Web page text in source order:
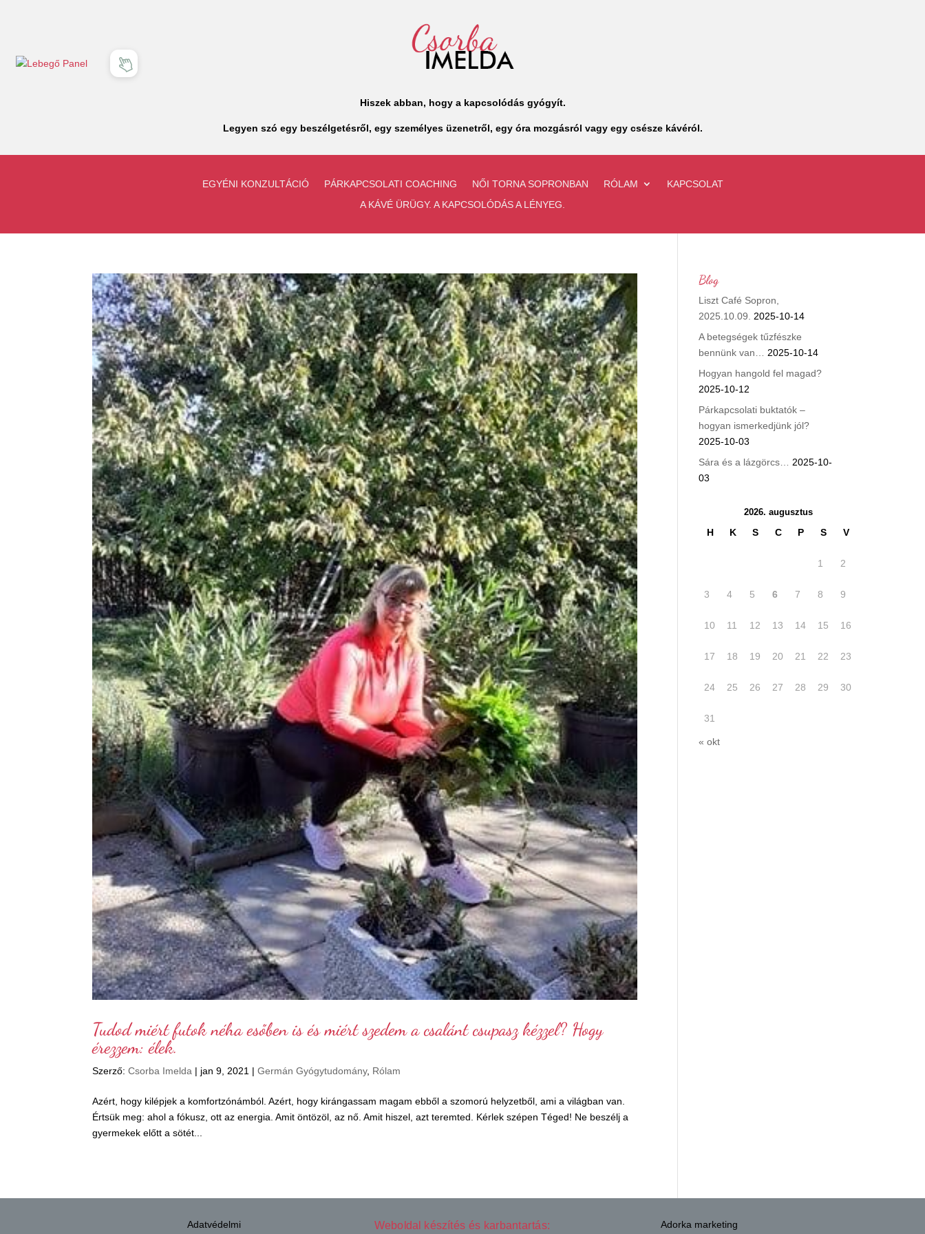
Hiszek abban, hogy a kapcsolódás gyógyít.
Legyen szó egy beszélgetésről, egy személyes üzenetről, egy óra mozgásról vagy egy csésze kávéról.
EGYÉNI KONZULTÁCIÓ PÁRKAPCSOLATI COACHING NŐI TORNA SOPRONBAN RÓLAM
KAPCSOLAT
A KÁVÉ ÜRÜGY. A KAPCSOLÓDÁS A LÉNYEG.
Tudod miért futok néha esőben is és miért szedem a csalánt csupasz kézzel? Hogy
érezzem: élek.
Szerző:Csorba Imelda | jan 9, 2021 |Germán Gyógytudomány, Rólam
Azért, hogy kilépjek a komfortzónámból. Azért, hogy kirángassam magam ebből a szomorú helyzetből, ami a világban van.
Értsük meg: ahol a fókusz, ott az energia. Amit öntözöl, az nő. Amit hiszel, azt teremted. Kérlek szépen Téged! Ne beszélj a
gyermekek előtt a sötét...
Blog
Liszt Café Sopron,
2025.10.09.
2025-10-14
A betegségek tűzfészke
bennünk van…
2025-10-14
Hogyan hangold fel magad?
2025-10-12
Párkapcsolati buktatók –
hogyan ismerkedjünk jól?
2025-10-03
Sára és a lázgörcs…
2025-10-
03
2026. augusztus
H K S C P S V
1 2
3 4 5 6 7 8 9
10 11 12 13 14 15 16
17 18 19 20 21 22 23
24 25 26 27 28 29 30
31
« okt
Adatvédelmi Weboldal készítés és karbantartás: Adorka marketing